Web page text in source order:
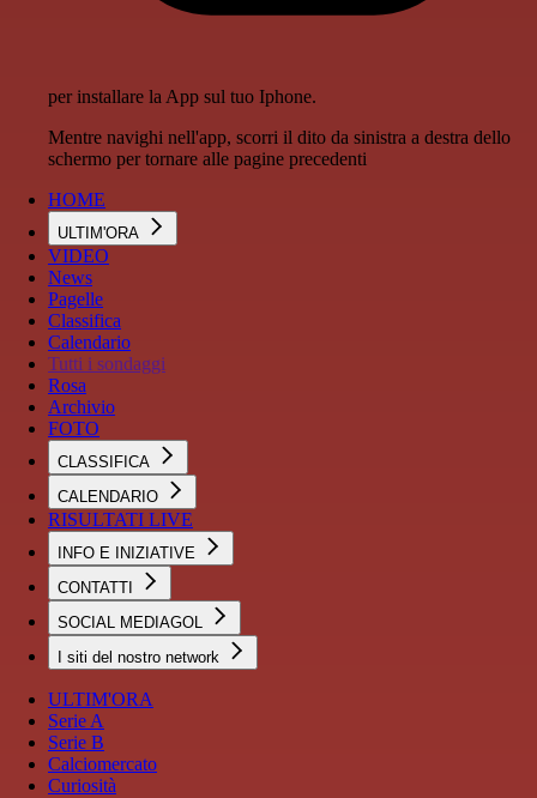
per installare la App sul tuo Iphone.
Mentre navighi nell'app, scorri il dito da sinistra a destra dello
schermo per tornare alle pagine precedenti
HOME
ULTIM'ORA
VIDEO
News
Pagelle
Classifica
Calendario
Tutti i sondaggi
Rosa
Archivio
FOTO
CLASSIFICA
CALENDARIO
RISULTATI LIVE
INFO E INIZIATIVE
CONTATTI
SOCIAL MEDIAGOL
I siti del nostro network
ULTIM'ORA
Serie A
Serie B
Calciomercato
Curiosità